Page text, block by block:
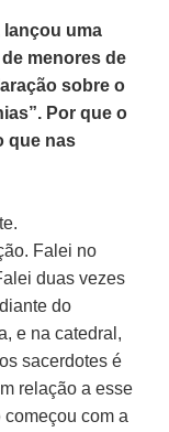
lançou uma
menores de
sobre o
Por que o
que nas
Falei no
duas vezes
do
e na catedral,
sacerdotes é
relação a esse
começou com a